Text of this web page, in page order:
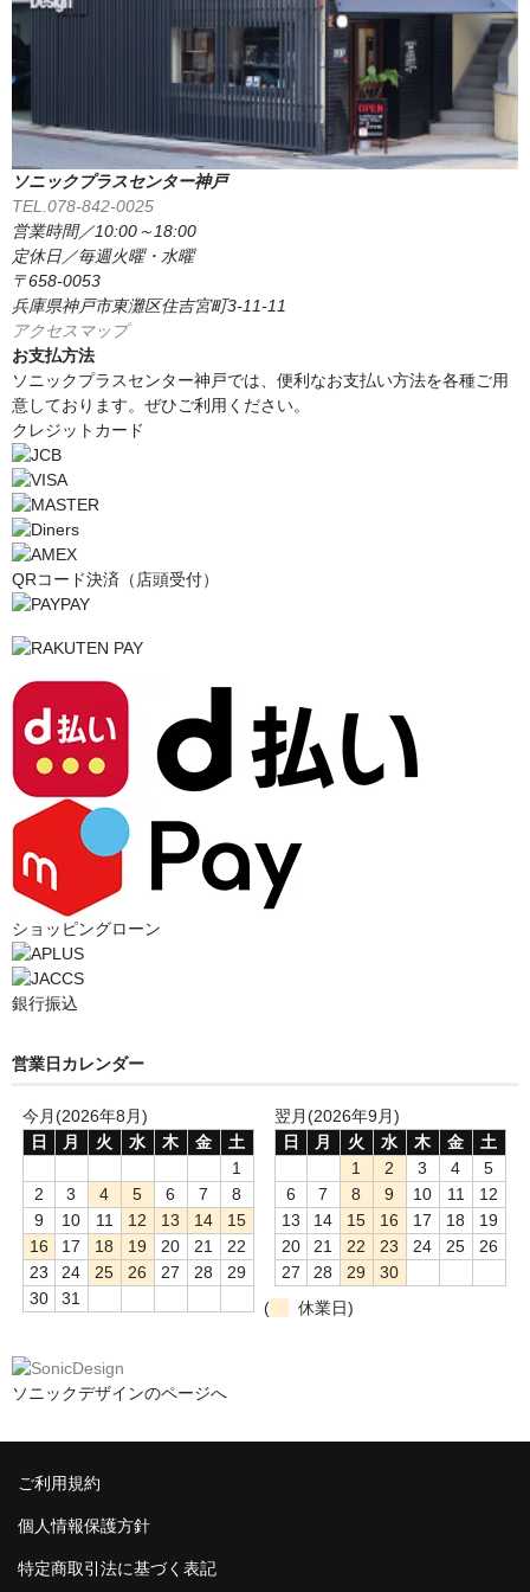
ソニックプラスセンター神戸
TEL.078-842-0025
営業時間／10:00～18:00
定休日／毎週火曜・水曜
〒658-0053
兵庫県神戸市東灘区住吉宮町3-11-11
アクセスマップ
お支払方法
ソニックプラスセンター神戸では、便利なお支払い方法を各種ご用
意しております。ぜひご利用ください。
クレジットカード
QRコード決済（店頭受付）
ショッピングローン
銀行振込
営業日カレンダー
今月(2026年8月)
日
月 火 水 木 金
土
1
2
3 4 5 6 7
8
9
10 11 12 13 14
15
16
17 18 19 20 21
22
23
24 25 26 27 28
29
30
31
翌月(2026年9月)
日
月 火 水 木 金
土
1
2 3 4
5
6
7 8 9 10 11
12
13
14 15 16 17 18
19
20
21 22 23 24 25
26
27
28 29
30
(
休業日)
ソニックデザインのページへ
ご利用規約
個人情報保護方針
特定商取引法に基づく表記